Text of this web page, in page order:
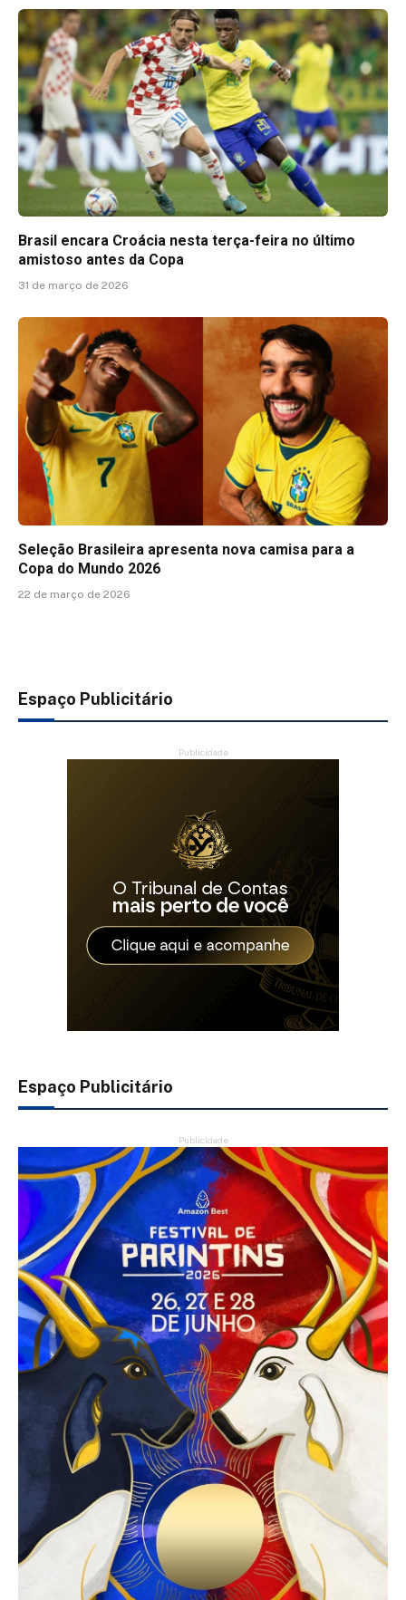
Brasil encara Croácia nesta terça-feira no último
amistoso antes da Copa
31 de março de 2026
Seleção Brasileira apresenta nova camisa para a
Copa do Mundo 2026
22 de março de 2026
Espaço Publicitário
Publicidade
Espaço Publicitário
Publicidade